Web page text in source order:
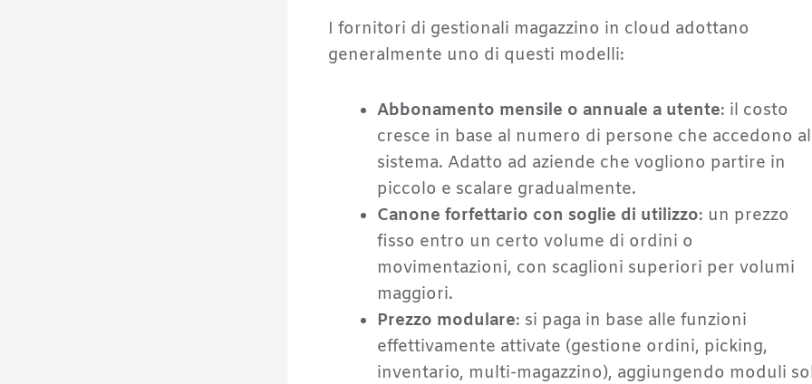
I fornitori di gestionali magazzino in cloud adottano
generalmente uno di questi modelli:
Abbonamento mensile o annuale a utente: il costo
cresce in base al numero di persone che accedono al
sistema. Adatto ad aziende che vogliono partire in
piccolo e scalare gradualmente.
Canone forfettario con soglie di utilizzo: un prezzo
fisso entro un certo volume di ordini o
movimentazioni, con scaglioni superiori per volumi
maggiori.
Prezzo modulare: si paga in base alle funzioni
effettivamente attivate (gestione ordini, picking,
inventario, multi-magazzino), aggiungendo moduli